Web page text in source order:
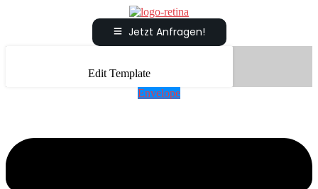
Jetzt Anfragen!
Edit Template
Envelope